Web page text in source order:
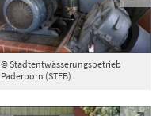
© Stadtentwässerungsbetrieb
Paderborn (STEB)